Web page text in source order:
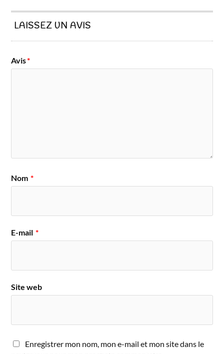
LAISSEZ UN AVIS
Avis*
Nom *
E-mail *
Site web
Enregistrer mon nom, mon e-mail et mon site dans le